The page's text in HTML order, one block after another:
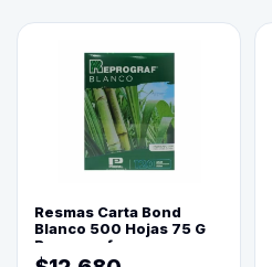
Resmas Carta Bond
Blanco 500 Hojas 75 G
Reprograf.